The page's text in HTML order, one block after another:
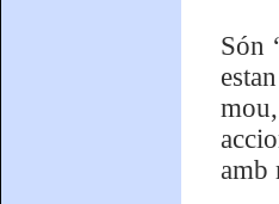
Són
amb